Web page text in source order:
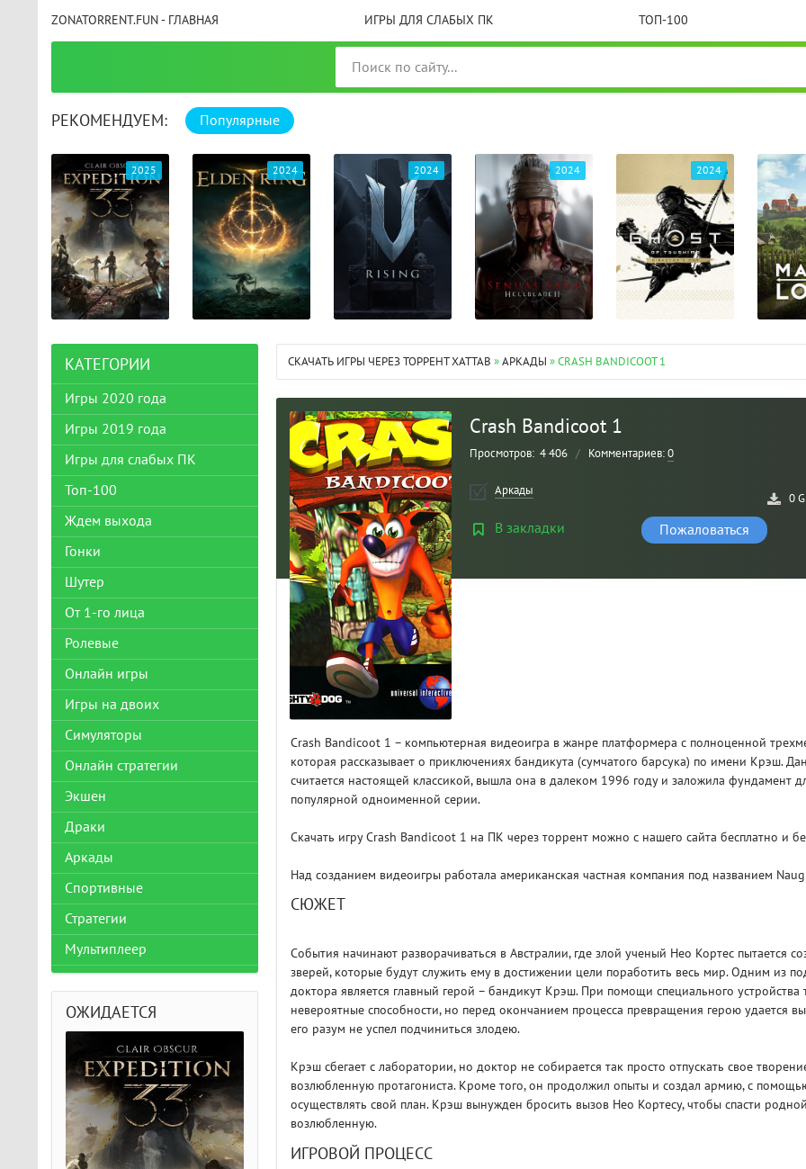
ZONATORRENT.FUN - ГЛАВНАЯ ИГРЫ ДЛЯ СЛАБЫХ ПК ТОП-100
РЕКОМЕНДУЕМ: Популярные
2024 2024 2024 2024 2024
СКАЧАТЬ ИГРЫ ЧЕРЕЗ ТОРРЕНТ XATTAB »АРКАДЫ » CRASH BANDICOOT 1
Crash Bandicoot 1
Просмотров: 4 406 / Комментариев:0
0
Аркады
В закладки Пожаловаться
Crash Bandicoot 1 – компьютерная видеоигра в жанре платформера с полноценной
которая рассказывает о приключениях бандикута (сумчатого барсука) по имени Крэш.
считается настоящей классикой, вышла она в далеком 1996 году и заложила фундамент
популярной одноименной серии.
Скачать игру Crash Bandicoot 1 на ПК через торрент можно с нашего сайта бесплатно и
Над созданием видеоигры работала американская частная компания под названием
СЮЖЕТ
События начинают разворачиваться в Австралии, где злой ученый Нео Кортес пытается
зверей, которые будут служить ему в достижении цели поработить весь мир. Одним из
доктора является главный герой – бандикут Крэш. При помощи специального устройства
невероятные способности, но перед окончанием процесса превращения герою удается
его разум не успел подчиниться злодею.
Крэш сбегает с лаборатории, но доктор не собирается так просто отпускать свое
возлюбленную протагониста. Кроме того, он продолжил опыты и создал армию, с
осуществлять свой план. Крэш вынужден бросить вызов Нео Кортесу, чтобы спасти
возлюбленную.
ИГРОВОЙ ПРОЦЕСС
КАТЕГОРИИ
Игры 2020 года
Игры 2019 года
Игры для слабых ПК
Топ-100
Ждем выхода
Гонки
Шутер
От 1-го лица
Ролевые
Онлайн игры
Игры на двоих
Симуляторы
Онлайн стратегии
Экшен
Драки
Аркады
Спортивные
Стратегии
Мультиплеер
ОЖИДАЕТСЯ
3/ 5.0 65 ГБ
ELDEN RING ДОПОЛНЕНИЕ